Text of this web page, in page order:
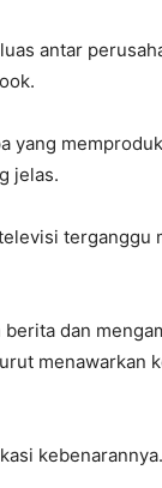
antar
yang
jelas.
terganggu
dan
menawarkan